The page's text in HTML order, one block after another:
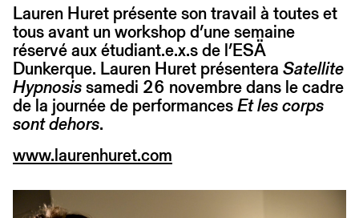
Lauren Huret présente son travail à toutes et
tous avant un workshop d’une semaine
réservé aux étudiant.e.x.s de l’ESÄ
Dunkerque. Lauren Huret présentera Satellite
Hypnosissamedi 26 novembre dans le cadre
de la journée de performancesEt les corps
sont dehors.
www.laurenhuret.com